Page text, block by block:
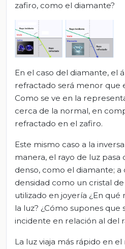
zafiro, como el diamante?
En el caso del diamante, el
refractado será menor que
Como se ve en la
cerca de la normal, en
refractado en el zafiro.
Este mismo caso a la
manera, el rayo de luz pasa
denso, como el diamante;
densidad como un cristal
utilizado en joyería ¿En qué
la luz? ¿Cómo supones que
incidente en relación al del
La luz viaja más rápido en